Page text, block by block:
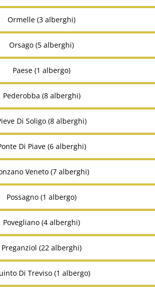
Ormelle (3 alberghi)
Orsago (5 alberghi)
Paese (1 albergo)
Pederobba (8 alberghi)
Di Soligo (8 alberghi)
Di Piave (6 alberghi)
Veneto (7 alberghi)
Possagno (1 albergo)
Povegliano (4 alberghi)
Preganziol (22 alberghi)
Di Treviso (1 albergo)